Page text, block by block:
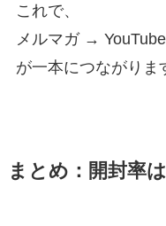
これで、
メルマガ →
が一本につながりま
まとめ：開封率